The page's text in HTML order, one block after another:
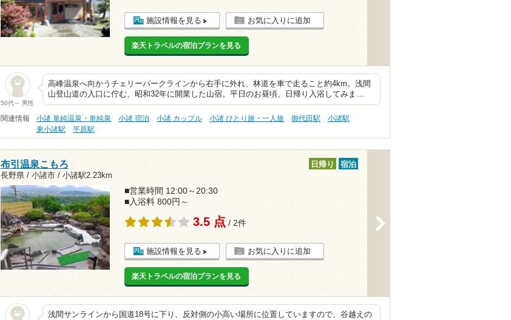
施設情報を見る お気に入りに追加
楽天トラベルの宿泊プランを見る
50代～ 男性
高峰温泉へ向かうチェリーパークラインから右手に外れ、林道を車で走ること約4km。浅間
山登山道の入口に佇む、昭和32年に開業した山宿。平日のお昼頃、日帰り入浴してみま…
関連情報 小諸 単純温泉・単純泉 小諸 宿泊 小諸 カップル 小諸 ひとり旅・一人旅 御代田駅
小諸駅
東小諸駅
平原駅
布引温泉こもろ
長野県 / 小諸市 / 小諸駅2.23km
日帰り 宿泊
■営業時間 12:00～20:30
■入浴料 800円～
3.5 点 / 2件
施設情報を見る お気に入りに追加
楽天トラベルの宿泊プランを見る
浅間サンラインから国道18号に下り、反対側の小高い場所に位置していますので、谷越えの